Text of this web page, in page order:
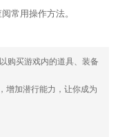
扫描的应用。
时尚。
常用操作方法。
购买游戏内的道具、装备
增加潜行能力，让你成为